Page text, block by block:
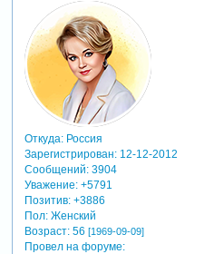
Откуда:Россия
Зарегистрирован: 12-12-2012
Сообщений:3904
Уважение: +5791
Позитив: +3886
Пол:Женский
Возраст:56 [1969-09-09]
Провел на форуме: